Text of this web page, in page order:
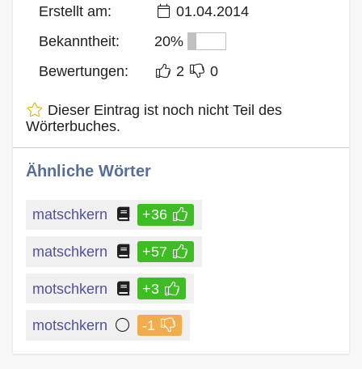
Erstellt am:
01.04.2014
Bekanntheit:
20%
Bewertungen:
2 0
Dieser Eintrag ist noch nicht Teil des
Wörterbuches.
Ähnliche Wörter
matschkern +36
matschkern +57
motschkern +3
motschkern -1